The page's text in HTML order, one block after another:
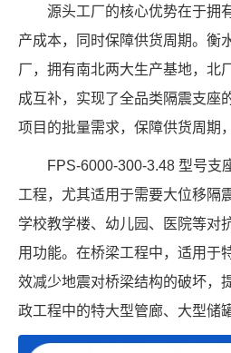
源头工厂的核心优势在于拥
产成本，同时保障供货周期。衡
厂，拥有南北两大生产基地，北
成互补，实现了全品类隔震支座
项目的批量需求，保障供货周期
FPS-6000-300-3.48 型号支
工程，尤其适用于需要大位移隔
学校教学楼、幼儿园、医院等对
用功能。在桥梁工程中，适用于
效减少地震对桥梁结构的破坏，
政工程中的特大型管廊、大型储